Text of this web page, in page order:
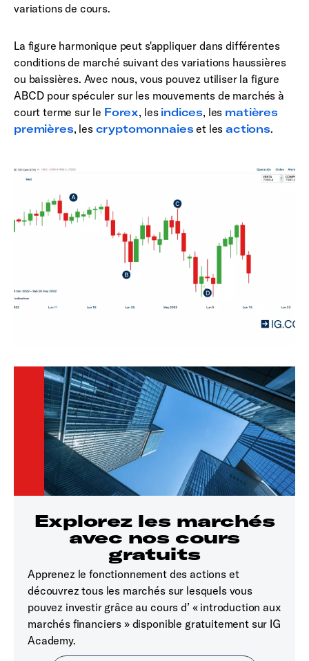
variations de cours.
La figure harmonique peut s'appliquer dans différentes
conditions de marché suivant des variations haussières
ou baissières. Avec nous, vous pouvez utiliser la figure
ABCD pour spéculer sur les mouvements de marchés à
court terme sur le Forex, les indices, les matières
premières, les cryptomonnaies et lesactions.
Explorez les marchés
avec nos cours
gratuits
Apprenez le fonctionnement des actions et
découvrez tous les marchés sur lesquels vous
pouvez investir grâce au cours d’ « introduction aux
marchés financiers » disponible gratuitement sur IG
Academy.